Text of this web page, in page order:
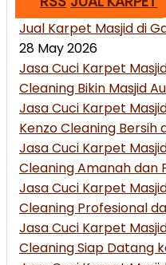
Jual Karpet Masjid di
28 May 2026
Jasa Cuci Karpet
Cleaning Bikin Masjid
Jasa Cuci Karpet
Kenzo Cleaning Bersih
Jasa Cuci Karpet
Cleaning Amanah dan
Jasa Cuci Karpet
Cleaning Profesional
Jasa Cuci Karpet
Cleaning Siap Datang